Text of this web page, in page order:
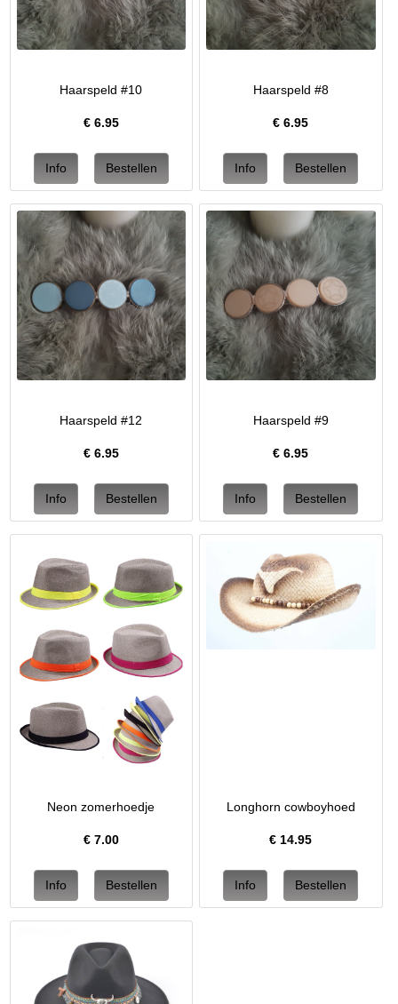
Haarspeld #10
€ 6.95
Haarspeld #8
€6.95
Haarspeld #12
€ 6.95
Haarspeld #9
€6.95
Neon zomerhoedje
€ 7.00
Longhorn cowboyhoed
€ 14.95